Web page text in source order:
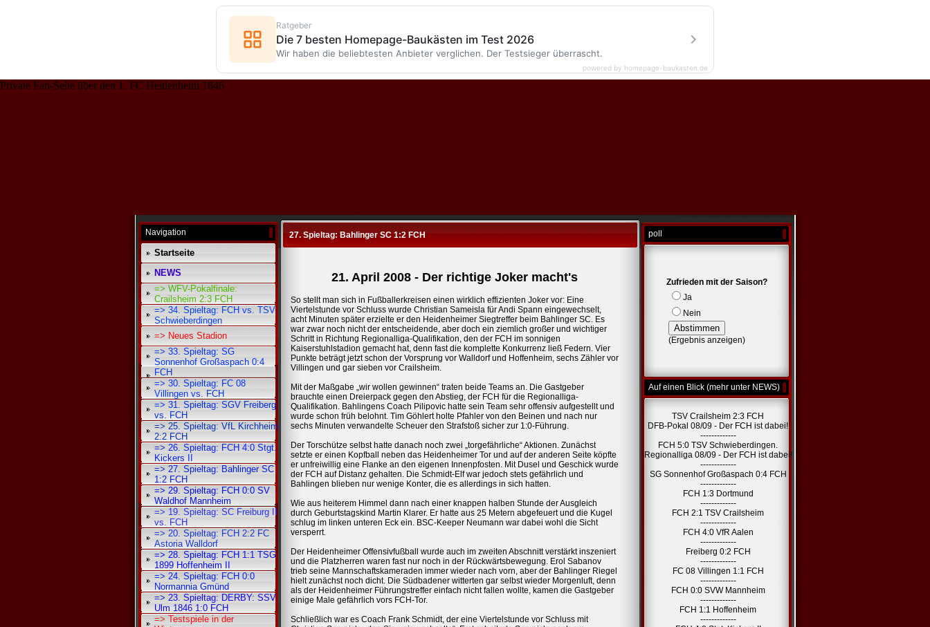
Private Fan-Seite über den 1. FC Heidenheim 1846
Navigation
Startseite
NEWS
=> WFV-Pokalfinale:
Crailsheim 2:3 FCH
=> 34. Spieltag: FCH vs. TSV
Schwieberdingen
=> Neues Stadion
=> 33. Spieltag: SG
Sonnenhof Großaspach 0:4
FCH
=> 30. Spieltag: FC 08
Villingen vs. FCH
=> 31. Spieltag: SGV Freiberg
vs. FCH
=> 25. Spieltag: VfL Kirchheim
2:2 FCH
=> 26. Spieltag: FCH 4:0 Stgt.
Kickers II
=> 27. Spieltag: Bahlinger SC
1:2 FCH
=> 29. Spieltag: FCH 0:0 SV
Waldhof Mannheim
=> 19. Spieltag: SC Freiburg II
vs. FCH
=> 20. Spieltag: FCH 2:2 FC
Astoria Walldorf
=> 28. Spieltag: FCH 1:1 TSG
1899 Hoffenheim II
=> 24. Spieltag: FCH 0:0
Normannia Gmünd
=> 23. Spieltag: DERBY: SSV
Ulm 1846 1:0 FCH
=> Testspiele in der
27. Spieltag: Bahlinger SC 1:2 FCH
21. April 2008 - Der richtige Joker macht's
So stellt man sich in Fußballerkreisen einen wirklich effizienten Joker vor: Eine
Viertelstunde vor Schluss wurde Christian Sameisla für Andi Spann eingewechselt,
acht Minuten später erzielte er den Heidenheimer Siegtreffer beim Bahlinger SC. Es
war zwar noch nicht der entscheidende, aber doch ein ziemlich großer und wichtiger
Schritt in Richtung Regionalliga-Qualifikation, den der FCH im sonnigen
Kaiserstuhlstadion gemacht hat, denn fast die komplette Konkurrenz ließ Federn. Vier
Punkte beträgt jetzt schon der Vorsprung vor Walldorf und Hoffenheim, sechs Zähler vor
Villingen und gar sieben vor Crailsheim.
Mit der Maßgabe „wir wollen gewinnen“ traten beide Teams an. Die Gastgeber
brauchte einen Dreierpack gegen den Abstieg, der FCH für die Regionalliga-
Qualifikation. Bahlingens Coach Pilipovic hatte sein Team sehr offensiv aufgestellt und
wurde schon früh belohnt. Tim Göhlert holte Pfahler von den Beinen und nach nur
sechs Minuten verwandelte Scheuer den Strafstoß sicher zur 1:0-Führung.
Der Torschütze selbst hatte danach noch zwei „torgefährliche“ Aktionen. Zunächst
setzte er einen Kopfball neben das Heidenheimer Tor und auf der anderen Seite köpfte
er unfreiwillig eine Flanke an den eigenen Innenpfosten. Mit Dusel und Geschick wurde
der FCH auf Distanz gehalten. Die Schmidt-Elf war jedoch stets gefährlich und
Bahlingen blieben nur wenige Konter, die es allerdings in sich hatten.
Wie aus heiterem Himmel dann nach einer knappen halben Stunde der Ausgleich
durch Geburtstagskind Martin Klarer. Er hatte aus 25 Metern abgefeuert und die Kugel
schlug im linken unteren Eck ein. BSC-Keeper Neumann war dabei wohl die Sicht
versperrt.
Der Heidenheimer Offensivfußball wurde auch im zweiten Abschnitt verstärkt inszeniert
und die Platzherren waren fast nur noch in der Rückwärtsbewegung. Erol Sabanov
trieb seine Mannschaftskameraden immer wieder nach vorn, aber der Bahlinger Riegel
hielt zunächst noch dicht. Die Südbadener witterten gar selbst wieder Morgenluft, denn
als der Heidenheimer Führungstreffer einfach nicht fallen wollte, kamen die Gastgeber
einige Male gefährlich vors FCH-Tor.
Schließlich war es Coach Frank Schmidt, der eine Viertelstunde vor Schluss mit
poll
Zufrieden mit der Saison?
Ja
Nein
(Ergebnis anzeigen)
Auf einen Blick (mehr unter NEWS)
TSV Crailsheim 2:3 FCH
DFB-Pokal 08/09 - Der FCH ist dabei!
-------------
FCH 5:0 TSV Schwieberdingen.
Regionalliga 08/09 - Der FCH ist dabei!
-------------
SG Sonnenhof Großaspach 0:4 FCH
-------------
FCH 1:3 Dortmund
-------------
FCH 2:1 TSV Crailsheim
-------------
FCH 4:0 VfR Aalen
-------------
Freiberg 0:2 FCH
-------------
FC 08 Villingen 1:1 FCH
-------------
FCH 0:0 SVW Mannheim
-------------
FCH 1:1 Hoffenheim
-------------
Ratgeber
Die 7 besten Homepage-Baukästen im Test 2026
Wir haben die beliebtesten Anbieter verglichen. Der Testsieger überrascht.
powered by homepage-baukasten.de